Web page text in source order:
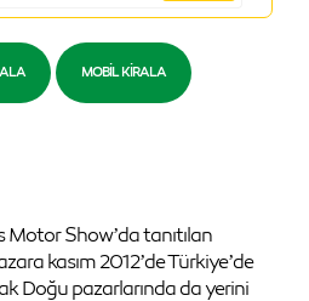
MOBIL KIRALA
Motor Show’da tanıtılan
kasım 2012’de Türkiye’de
Doğu pazarlarında da yerini